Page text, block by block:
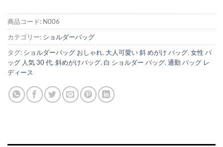
商品コード: N006
カテゴリー: ショルダーバッグ
タグ: ショルダーバッグ おしゃれ, 大人可愛い 斜 めがけ バッグ, 女性 バ
ッグ 人気 30 代, 斜めがけバッグ, 白 ショルダー バッグ, 通勤 バッグ レ
ディース